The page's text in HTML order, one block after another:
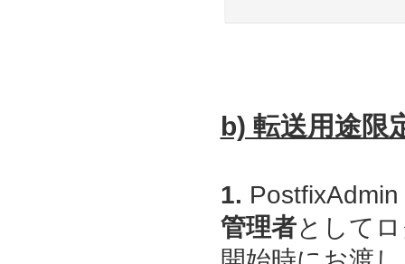
b) 転送用途限
1. PostfixAdmin
管理者として